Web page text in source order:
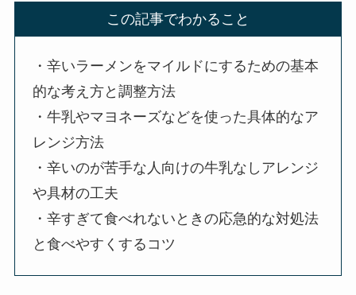
この記事でわかること
・辛いラーメンをマイルドにするための基本
的な考え方と調整方法
・牛乳やマヨネーズなどを使った具体的なア
レンジ方法
・辛いのが苦手な人向けの牛乳なしアレンジ
や具材の工夫
・辛すぎて食べれないときの応急的な対処法
と食べやすくするコツ